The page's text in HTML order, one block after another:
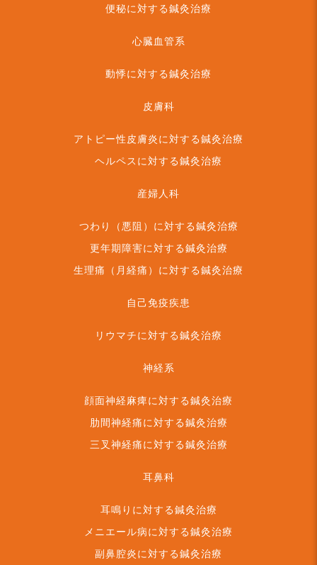
便秘に対する鍼灸治療
心臓血管系
動悸に対する鍼灸治療
皮膚科
アトピー性皮膚炎に対する鍼灸治療
ヘルペスに対する鍼灸治療
産婦人科
つわり（悪阻）に対する鍼灸治療
更年期障害に対する鍼灸治療
生理痛（月経痛）に対する鍼灸治療
自己免疫疾患
リウマチに対する鍼灸治療
神経系
顔面神経麻痺に対する鍼灸治療
肋間神経痛に対する鍼灸治療
三叉神経痛に対する鍼灸治療
耳鼻科
耳鳴りに対する鍼灸治療
メニエール病に対する鍼灸治療
副鼻腔炎に対する鍼灸治療